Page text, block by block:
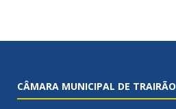
CÂMARA MUNICIPAL DE TRAIRÃO